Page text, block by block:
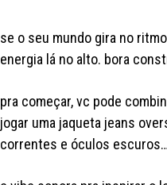
se o seu mundo gira no
energia lá no alto. bora
pra começar, vc pode
jogar uma jaqueta jeans
correntes e óculos